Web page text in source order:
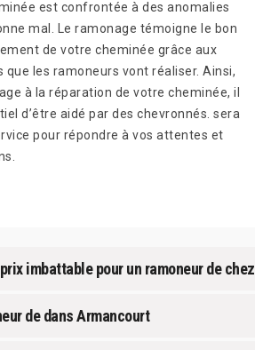
est confrontée à des anomalies
mal. Le ramonage témoigne le bon
de votre cheminée grâce aux
que les ramoneurs vont réaliser. Ainsi,
à la réparation de votre cheminée, il
d’être aidé par des chevronnés. sera
pour répondre à vos attentes et
imbattable pour un ramoneur de chez
de dans Armancourt